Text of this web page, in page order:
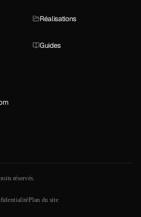
Réalisations
Guides
réservés.
Plan du site